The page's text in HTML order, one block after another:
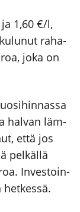
1,60 €/l,
raha­
joka on
hal­van läm­
että jos
pel­käl­lä
Inves­toin­